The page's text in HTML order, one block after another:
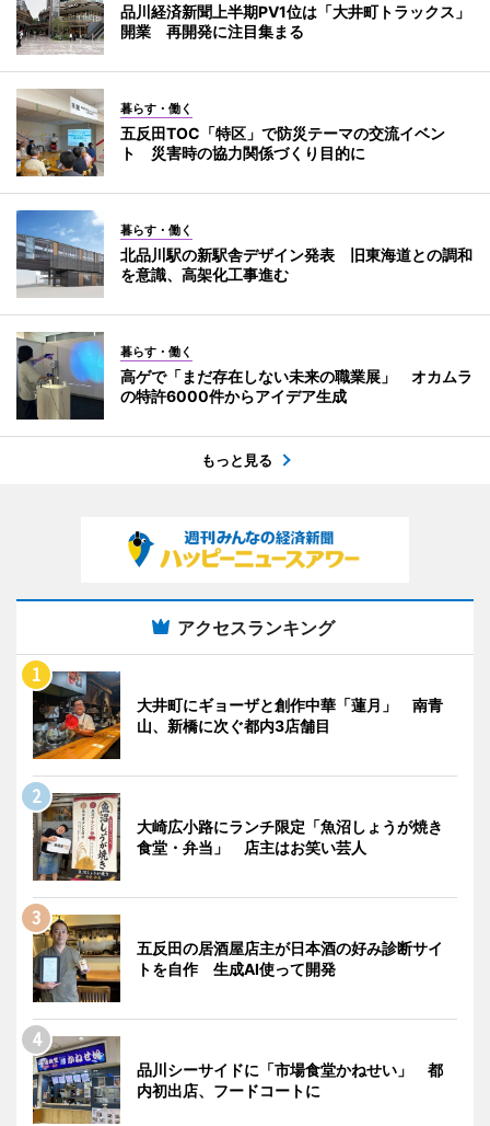
品川経済新聞上半期PV1位は「大井町トラックス」
開業 再開発に注目集まる
暮らす・働く
五反田TOC「特区」で防災テーマの交流イベン
ト 災害時の協力関係づくり目的に
暮らす・働く
北品川駅の新駅舎デザイン発表 旧東海道との調和
を意識、高架化工事進む
暮らす・働く
高ゲで「まだ存在しない未来の職業展」 オカムラ
の特許6000件からアイデア生成
もっと見る
アクセスランキング
大井町にギョーザと創作中華「蓮月」 南青
山、新橋に次ぐ都内3店舗目
大崎広小路にランチ限定「魚沼しょうが焼き
食堂・弁当」 店主はお笑い芸人
五反田の居酒屋店主が日本酒の好み診断サイ
トを自作 生成AI使って開発
品川シーサイドに「市場食堂かねせい」 都
内初出店、フードコートに